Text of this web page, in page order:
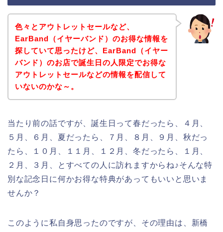
色々とアウトレットセールなど、
EarBand（イヤーバンド）のお得な情報を
探していて思ったけど、EarBand（イヤー
バンド）のお店で誕生日の人限定でお得な
アウトレットセールなどの情報を配信して
いないのかな～。
当たり前の話ですが、誕生日って春だったら、４月、
５月、６月、夏だったら、７月、８月、９月、秋だっ
たら、１０月、１１月、１２月、冬だったら、１月、
２月、３月、とすべての人に訪れますからね♪そんな特
別な記念日に何かお得な特典があってもいいと思いま
せんか？
このように私自身思ったのですが、その理由は、新橋